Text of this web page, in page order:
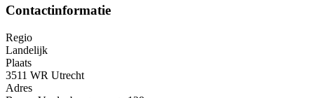
Contactinformatie
Regio
Landelijk
Plaats
3511 WR Utrecht
Adres